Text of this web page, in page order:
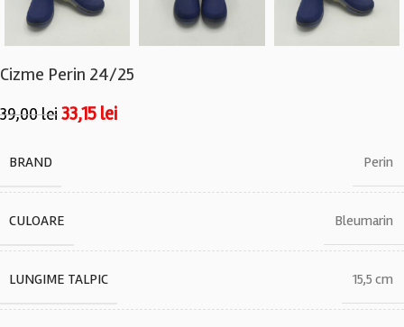
Cizme Perin 24/25
39,00lei33,15 lei
BRAND Perin
CULOARE Bleumarin
LUNGIME TALPIC 15,5 cm